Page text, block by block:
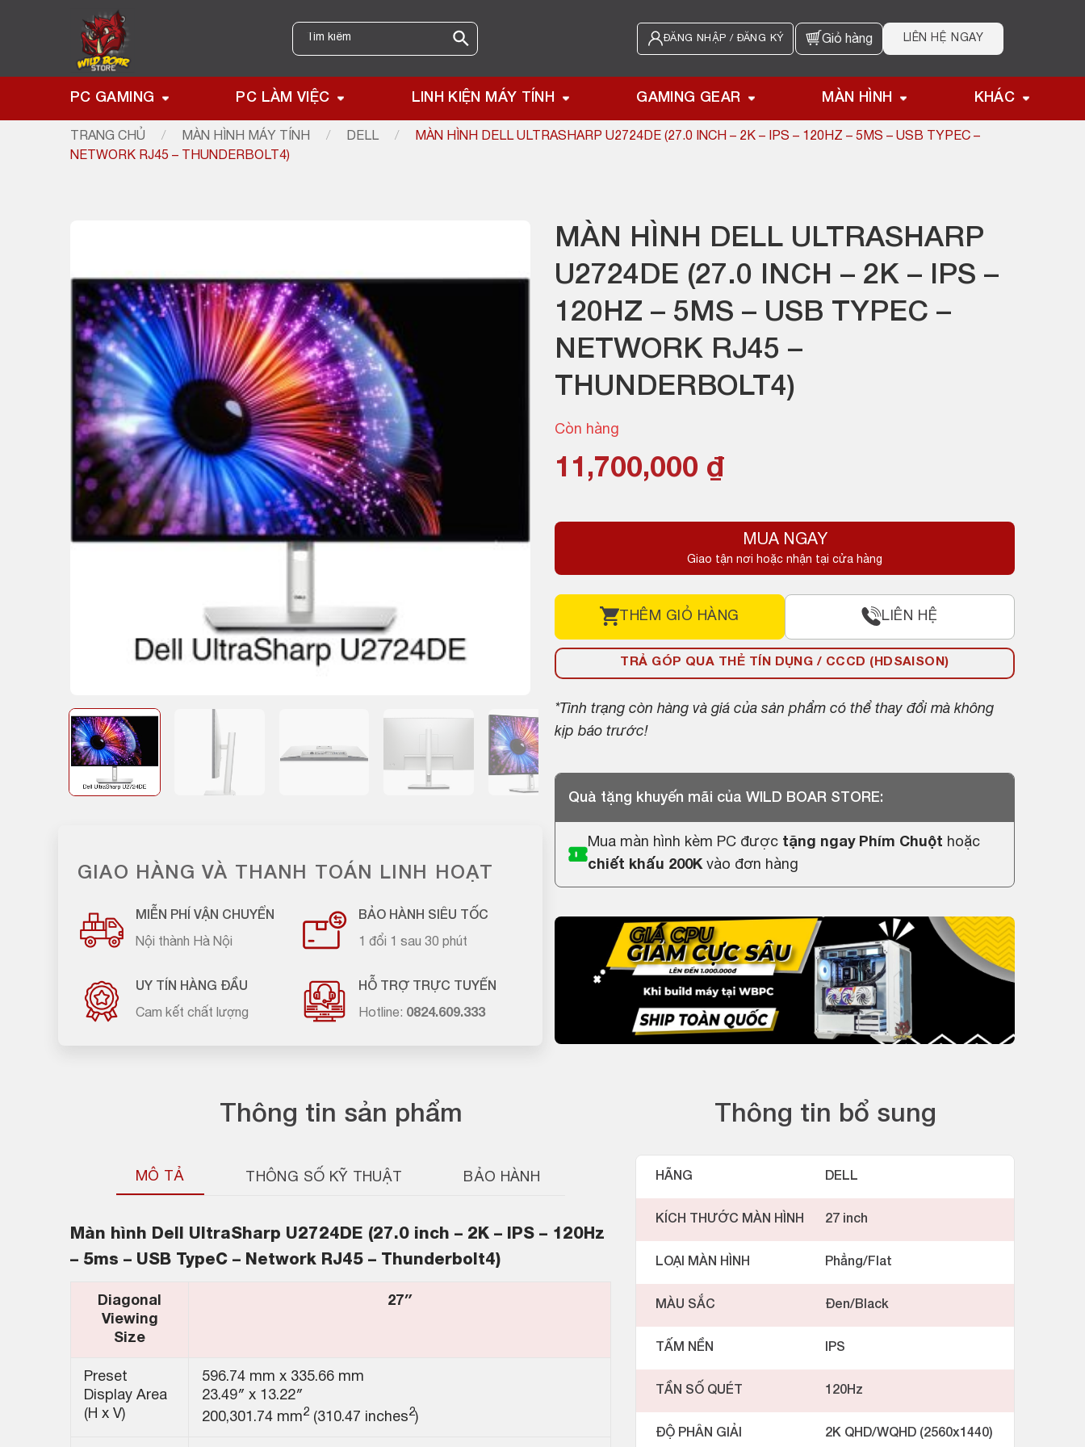
Tìm
kiếm:
ĐĂNG NHẬP / ĐĂNG KÝ Giỏ hàng LIÊN HỆ NGAY
PC GAMING PC LÀM VIỆC LINH KIỆN MÁY TÍNH GAMING GEAR MÀN HÌNH KHÁC
TRANG CHỦ / MÀN HÌNH MÁY TÍNH / DELL /
MÀN HÌNH DELL ULTRASHARP U2724DE (27.0 INCH – 2K – IPS – 120HZ – 5MS – USB TYPEC –
NETWORK RJ45 – THUNDERBOLT4)
GIAO HÀNG VÀ THANH TOÁN LINH HOẠT
MIỄN PHÍ VẬN CHUYỂN
Nội thành Hà Nội
BẢO HÀNH SIÊU TỐC
1 đổi 1 sau 30 phút
UY TÍN HÀNG ĐẦU
Cam kết chất lượng
HỖ TRỢ TRỰC TUYẾN
Hotline: 0824.609.333
MÀN HÌNH DELL ULTRASHARP
U2724DE (27.0 INCH – 2K – IPS –
120HZ – 5MS – USB TYPEC –
NETWORK RJ45 –
THUNDERBOLT4)
Còn hàng
11,700,000 ₫
MUA NGAY
Giao tận nơi hoặc nhận tại cửa hàng
THÊM GIỎ HÀNG LIÊN HỆ
TRẢ GÓP QUA THẺ TÍN DỤNG / CCCD (HDSAISON)
*Tình trạng còn hàng và giá của sản phẩm có thể thay đổi mà không
kịp báo trước!
Quà tặng khuyến mãi của WILD BOAR STORE:
Mua màn hình kèm PC được tặng ngay Phím Chuột hoặc
chiết khấu 200Kvào đơn hàng
Thông tin sản phẩm
MÔ TẢ THÔNG SỐ KỸ THUẬT BẢO HÀNH
Màn hình Dell UltraSharp U2724DE (27.0 inch – 2K – IPS – 120Hz
– 5ms – USB TypeC – Network RJ45 – Thunderbolt4)
Diagonal
Viewing
Size
27″
Preset
Display Area
(H x V)
596.74 mm x 335.66 mm
23.49″ x 13.22″
200,301.74 mm2 (310.47 inches2)
Thông tin bổ sung
HÃNG DELL
KÍCH THƯỚC MÀN HÌNH 27 inch
LOẠI MÀN HÌNH Phẳng/Flat
MÀU SẮC Đen/Black
TẤM NỀN IPS
TẦN SỐ QUÉT 120Hz
ĐỘ PHÂN GIẢI 2K QHD/WQHD (2560x1440)